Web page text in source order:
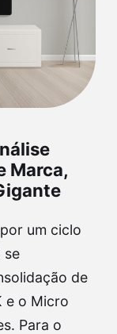
Marca,
um ciclo
se
de
e o Micro
Para o